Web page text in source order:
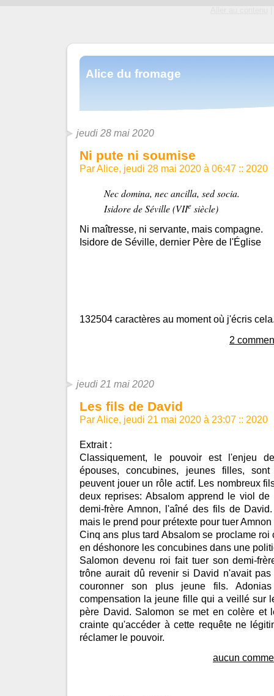
Alice du fromage
jeudi 28 mai 2020
Ni pute ni soumise
Par Alice, jeudi 28 mai 2020 à 06:47 :: 2020
Nec domina, nec ancilla, sed socia.
Isidore de Séville (VIIe siècle)
Ni maîtresse, ni servante, mais compagne.
Isidore de Séville, dernier Père de l'Église
132504 caractères au moment où j'écris
2
jeudi 21 mai 2020
Les fils de David
Par Alice, jeudi 21 mai 2020 à 23:07 :: 2020
Extrait :
Classiquement, le pouvoir est l'enjeu
épouses, concubines, jeunes filles,
peuvent jouer un rôle actif. Les nombreux
deux reprises: Absalom apprend le viol
demi-frère Amnon, l'aîné des fils de
mais le prend pour prétexte pour tuer
Cinq ans plus tard Absalom se proclame roi
en déshonore les concubines dans une
Salomon devenu roi fait tuer son demi-
trône aurait dû revenir si David n'avait
couronner son plus jeune fils.
compensation la jeune fille qui a veillé sur
père David. Salomon se met en colère et
crainte qu'accéder à cette requête ne
réclamer le pouvoir.
aucun